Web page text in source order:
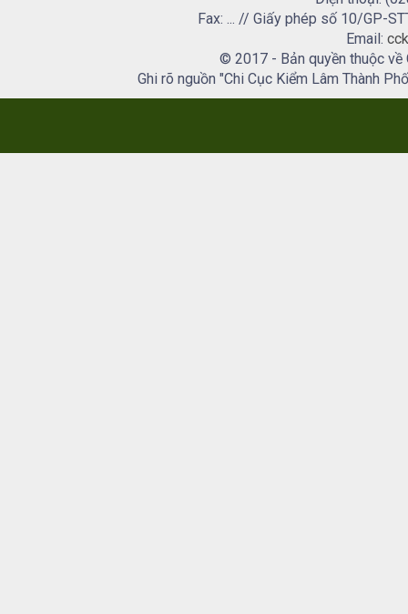
Fax: ... // Giấy phép số 10/GP-
Email:
© 2017 - Bản quyền thuộc về
Ghi rõ nguồn "Chi Cục Kiểm Lâm Thành